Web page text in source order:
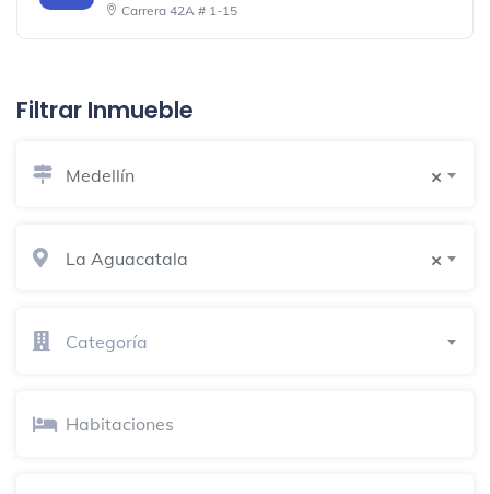
Carrera 42A # 1-15
Supermercado
Cra 43A # 6 Sur 145
San Fernando Plaza
Carrera 43a
Centro comercial
Filtrar Inmueble
×
Medellín
×
La Aguacatala
Categoría